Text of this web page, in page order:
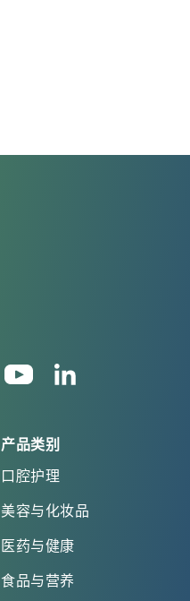
产品类别
口腔护理
美容与化妆品
医药与健康
食品与营养